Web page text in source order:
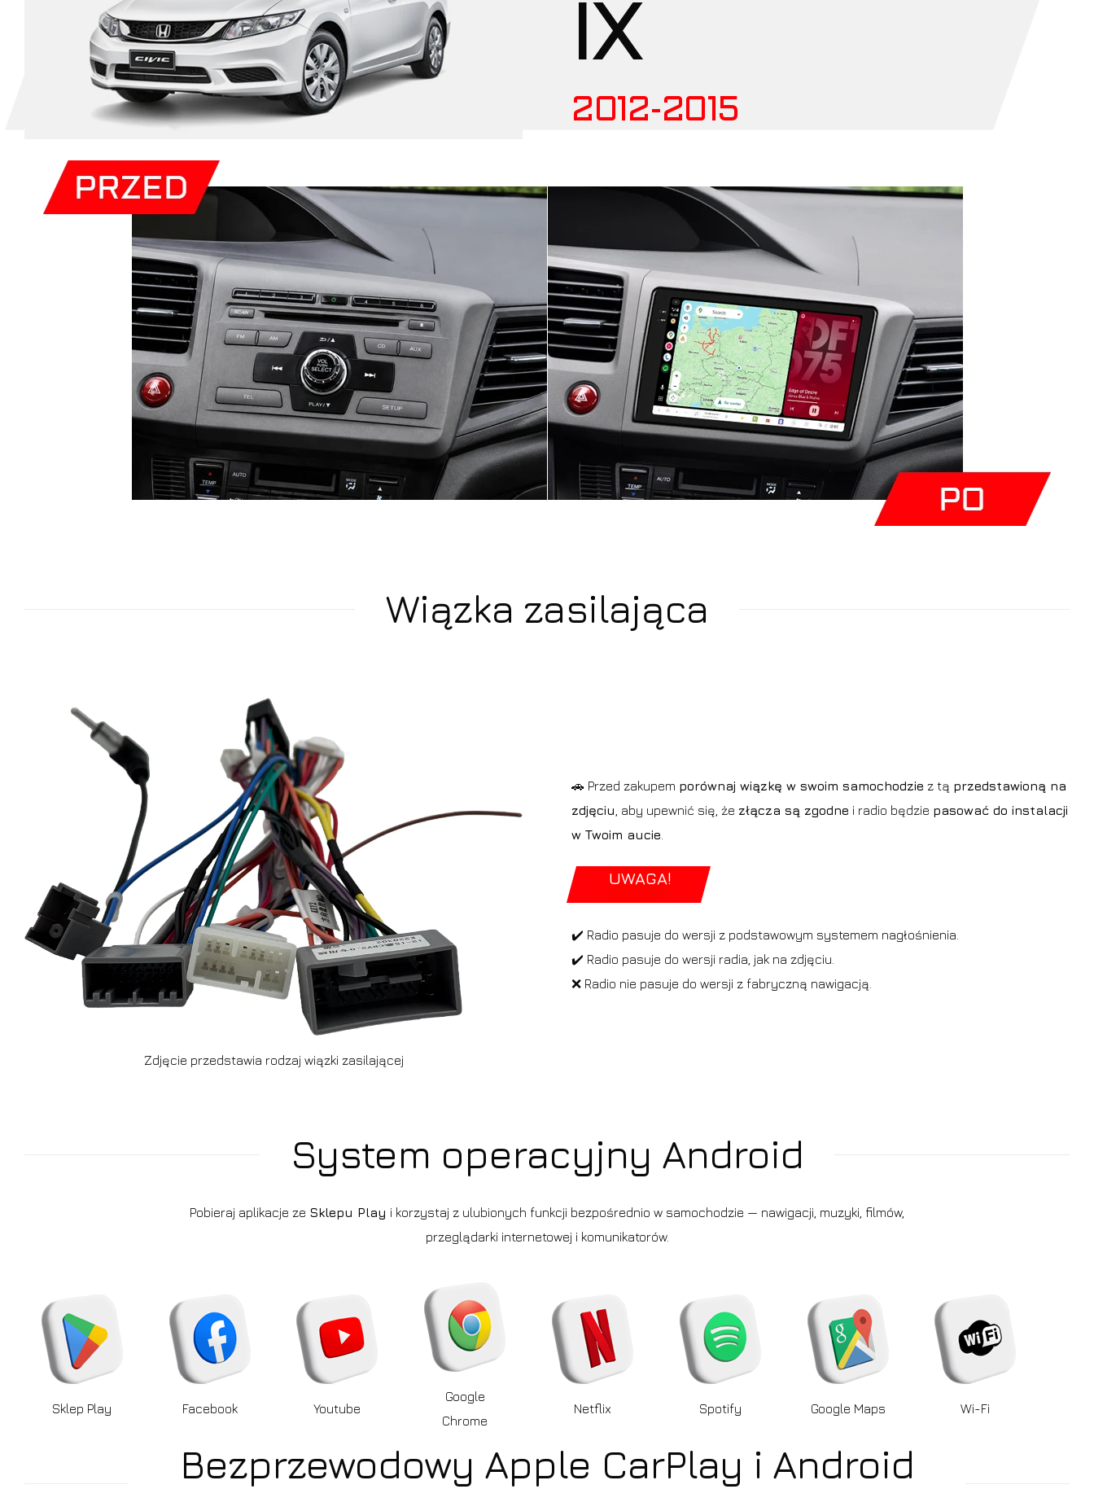
Brak produktów w koszyku.
Idź do sklepu
IX
2012-2015
Wiązka zasilająca
Zdjęcie przedstawia rodzaj wiązki zasilającej
🚗 Przed zakupem porównaj wiązkę w swoim samochodzie z tą przedstawioną na
zdjęciu , aby upewnić się, że złącza są zgodne i radio będzie pasować do instalacji
w Twoim aucie
UWAGA!
✔️ Radio pasuje do wersji z podstawowym systemem nagłośnienia.
✔️ Radio pasuje do wersji radia, jak na zdjęciu.
❌ Radio nie pasuje do wersji z fabryczną nawigacją.
System operacyjny Android
Pobieraj aplikacje ze Sklepu Play i korzystaj z ulubionych funkcji bezpośrednio w samochodzie — nawigacji, muzyki, filmów,
przeglądarki internetowej i komunikatorów.
Sklep Play Facebook Youtube
Google
Chrome
Netflix Spotify Google Maps Wi-Fi
Bezprzewodowy Apple CarPlay i Android